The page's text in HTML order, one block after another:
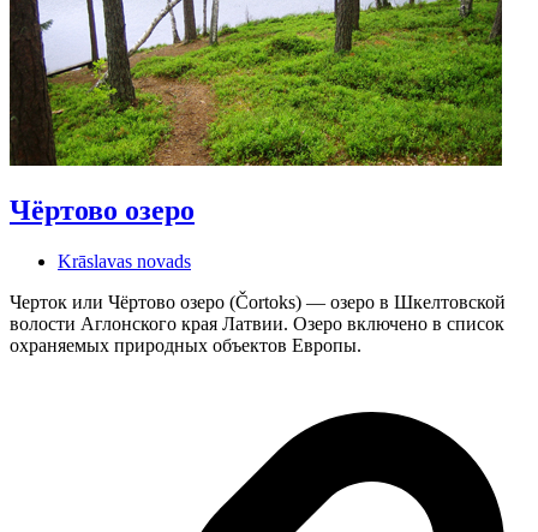
Чёртово озеро
Krāslavas novads
Черток или Чёртово озеро (Čortoks) — озеро в Шкелтовской
волости Аглонского края Латвии. Озеро включено в список
охраняемых природных объектов Европы.